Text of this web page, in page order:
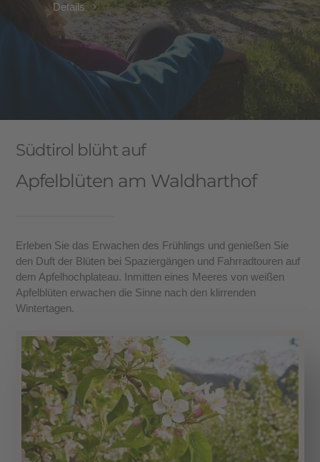
Details
Südtirol blüht auf
Apfelblüten am Waldharthof
Erleben Sie das Erwachen des Frühlings und genießen Sie
den Duft der Blüten bei Spaziergängen und Fahrradtouren auf
dem Apfelhochplateau. Inmitten eines Meeres von weißen
Apfelblüten erwachen die Sinne nach den klirrenden
Wintertagen.